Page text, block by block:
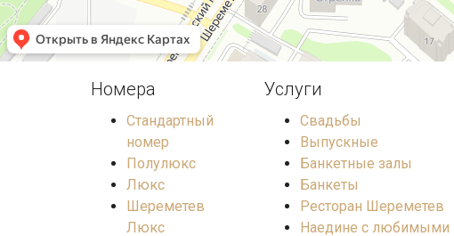
Номера
Стандартный
номер
Полулюкс
Люкс
Шереметев
Люкс
Услуги
Свадьбы
Выпускные
Банкетные залы
Банкеты
Ресторан Шереметев
Наедине с любимыми